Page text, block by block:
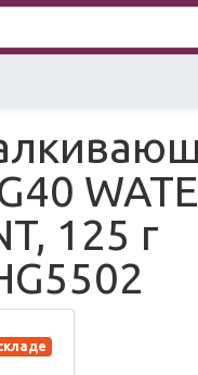
125 г